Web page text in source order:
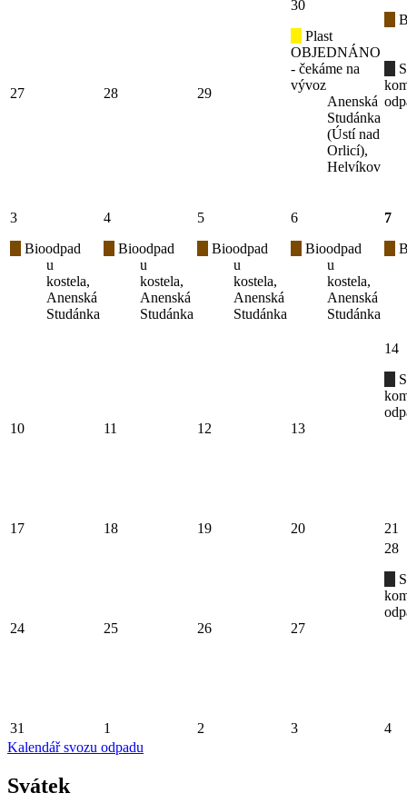
27 28 29
30
Plast
OBJEDNÁNO
- čekáme na
vývoz
Anenská
Studánka
(Ústí nad
Orlicí),
Helvíkov
3
Bioodpad
u
kostela,
Anenská
Studánka
4
Bioodpad
u
kostela,
Anenská
Studánka
5
Bioodpad
u
kostela,
Anenská
Studánka
6
Bioodpad
u
kostela,
Anenská
Studánka
7
10 11 12 13
14
17 18 19 20 21
24 25 26 27
28
31 1 2 3
4
Kalendář svozu odpadu
Svátek